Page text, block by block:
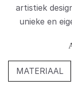
artistiek
unieke en
MATERIAAL